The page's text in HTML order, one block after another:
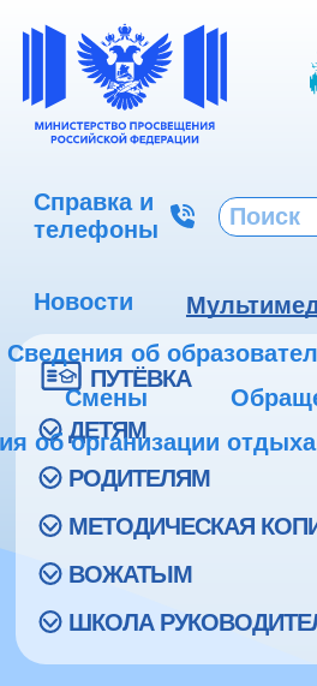
Справка и
телефоны
Новости
Сведения об
Смены
об организации
ПУТЁВКА
ДЕТЯМ
РОДИТЕЛЯМ
МЕТОДИЧЕСКАЯ
ВОЖАТЫМ
ШКОЛА